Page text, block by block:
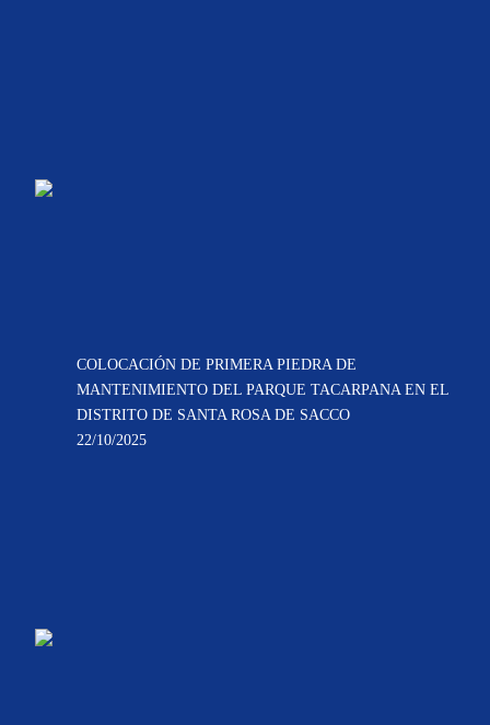
COLOCACIÓN DE PRIMERA PIEDRA DE
MANTENIMIENTO DEL PARQUE TACARPANA EN EL
DISTRITO DE SANTA ROSA DE SACCO
22/10/2025